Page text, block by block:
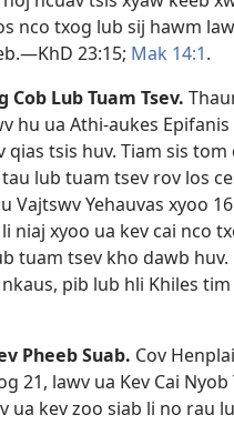
nco txog lub sij hawm
KhD 23:15; Mak 14:1.
Cob Lub Tuam Tsev.
hu ua Athi-aukes
qias tsis huv. Tiam sis tom
lub tuam tsev rov los
Vajtswv Yehauvas xyoo
niaj xyoo ua kev cai nco
tuam tsev kho dawb huv.
pib lub hli Khiles
Pheeb Suab. Cov
21, lawv ua Kev Cai Nyob
ua kev zoo siab li no rau